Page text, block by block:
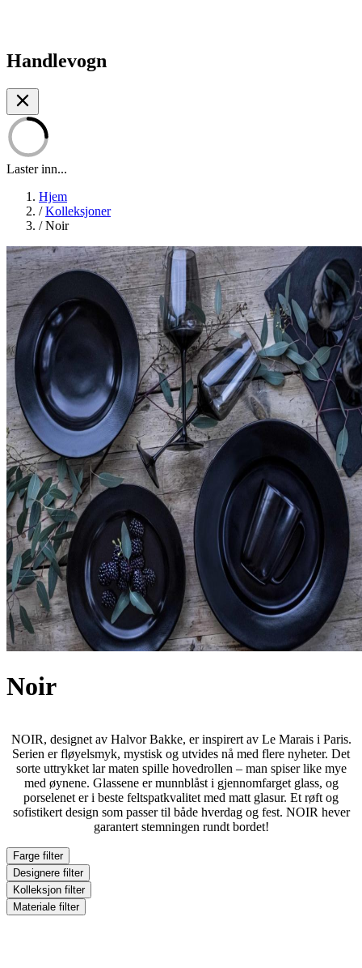
Handlevogn
Laster inn...
Hjem
/ Kolleksjoner
/ Noir
Noir
NOIR, designet av Halvor Bakke, er inspirert av Le Marais i Paris.
Serien er fløyelsmyk, mystisk og utvides nå med flere nyheter. Det
sorte uttrykket lar maten spille hovedrollen – man spiser like mye
med øynene. Glassene er munnblåst i gjennomfarget glass, og
porselenet er i beste feltspatkvalitet med matt glasur. Et røft og
sofistikert design som passer til både hverdag og fest. NOIR hever
garantert stemningen rundt bordet!
Farge filter
Designere filter
Kolleksjon filter
Materiale filter